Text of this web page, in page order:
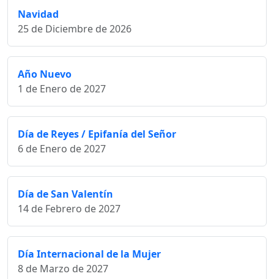
Navidad
25 de Diciembre de 2026
Año Nuevo
1 de Enero de 2027
Día de Reyes / Epifanía del Señor
6 de Enero de 2027
Día de San Valentín
14 de Febrero de 2027
Día Internacional de la Mujer
8 de Marzo de 2027